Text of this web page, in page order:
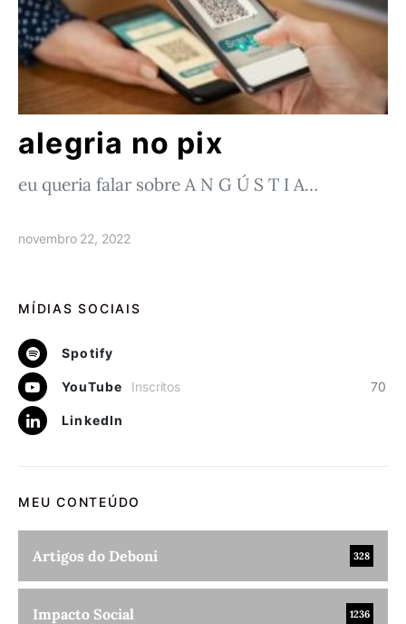
alegria no pix
eu queria falar sobre A N G Ú S T I A…
novembro 22, 2022
MÍDIAS SOCIAIS
Spotify
YouTube 70
Inscritos
LinkedIn
MEU CONTEÚDO
Artigos do Deboni 328
Impacto Social 1236